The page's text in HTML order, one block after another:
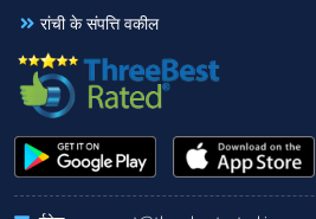
रांची के संपत्ति वकील